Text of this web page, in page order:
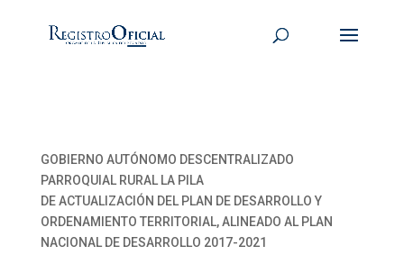
GOBIERNO AUTÓNOMO DESCENTRALIZADO
PARROQUIAL RURAL LA PILA
DE ACTUALIZACIÓN DEL PLAN DE DESARROLLO Y
ORDENAMIENTO TERRITORIAL, ALINEADO AL PLAN
NACIONAL DE DESARROLLO 2017-2021